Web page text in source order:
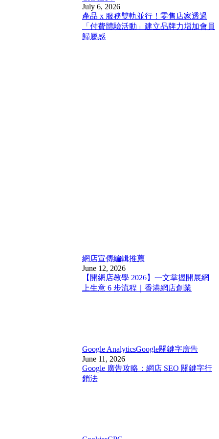
July 6, 2026
產品 x 服務雙軌並行！零售店家透過
「付費體驗活動」建立品牌力增加會員
歸屬感
網店宣傳編輯推薦
June 12, 2026
【開網店教學 2026】一文掌握開展網
上生意 6 步流程｜香港網店創業
Google AnalyticsGoogle關鍵字廣告
June 11, 2026
Google 廣告攻略：網店 SEO 關鍵字行
銷法